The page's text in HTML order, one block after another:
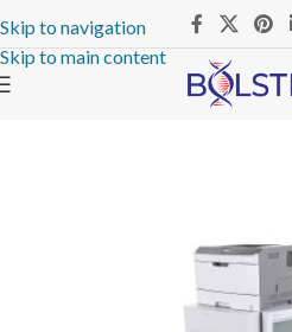
Skip to navigation
Skip to main content